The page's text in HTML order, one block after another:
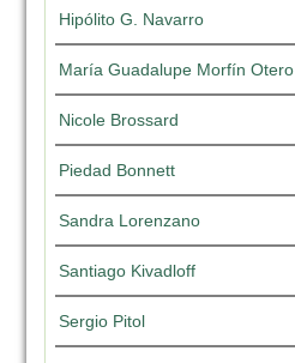
Hipólito G. Navarro
María Guadalupe Morfín Otero
Nicole Brossard
Piedad Bonnett
Sandra Lorenzano
Santiago Kivadloff
Sergio Pitol